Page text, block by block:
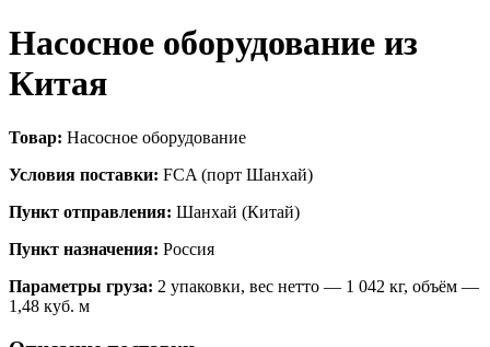
Насосное оборудование из
Китая
Товар: Насосное оборудование
Условия поставки: FCA (порт Шанхай)
Пункт отправления: Шанхай (Китай)
Пункт назначения: Россия
Параметры груза: 2 упаковки, вес нетто — 1 042 кг, объём —
1,48 куб. м